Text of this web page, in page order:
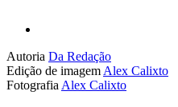
Autoria Da Redação
Edição de imagem Alex Calixto
Fotografia Alex Calixto